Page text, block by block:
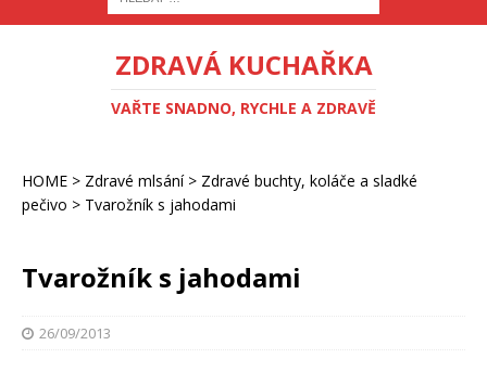
ZDRAVÁ KUCHAŘKA
VAŘTE SNADNO, RYCHLE A ZDRAVĚ
HOME > Zdravé mlsání> Zdravé buchty, koláče a sladké
pečivo > Tvarožník s jahodami
Tvarožník s jahodami
26/09/2013